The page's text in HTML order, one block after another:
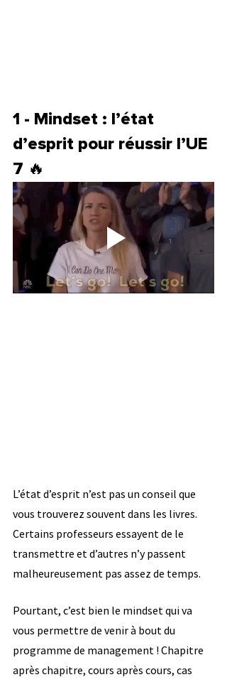
1 - Mindset : l’état
d’esprit pour réussir l’UE
7 🔥
L’état d’esprit n’est pas un conseil que
vous trouverez souvent dans les livres.
Certains professeurs essayent de le
transmettre et d’autres n’y passent
malheureusement pas assez de temps.
Pourtant, c’est bien le mindset qui va
vous permettre de venir à bout du
programme de management ! Chapitre
après chapitre, cours après cours, cas